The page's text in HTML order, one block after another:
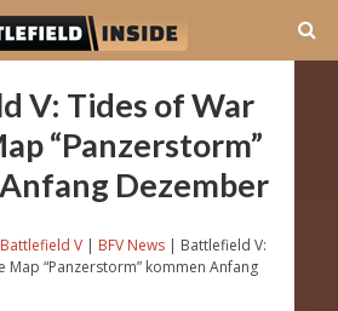
V: Tides of War
“Panzerstorm”
Dezember
Battlefield V | BFV News | Battlefield V:
Map “Panzerstorm” kommen Anfang